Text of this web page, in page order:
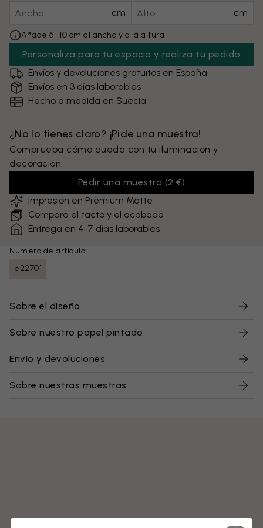
cm
cm
Añade 6–10 cm al ancho y a la altura
Personaliza para tu espacio y realiza tu pedido
Envíos y devoluciones gratuitos en España
Envíos en 3 días laborables
Hecho a medida en Suecia
¿No lo tienes claro? ¡Pide una muestra!
Comprueba cómo queda con tu iluminación y
decoración.
Pedir una muestra (2 €)
Impresión en Premium Matte
Compara el tacto y el acabado
Entrega en 4-7 días laborables
Número de artículo:
e22701
Sobre el diseño
Sobre nuestro papel pintado
Envío y devoluciones
Sobre nuestras muestras